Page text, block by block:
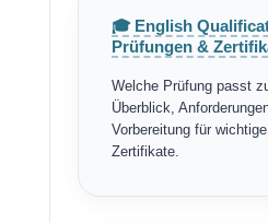
🎓 English
Prüfungen &
Welche Prüfung passt
Überblick,
Vorbereitung für
Zertifikate.